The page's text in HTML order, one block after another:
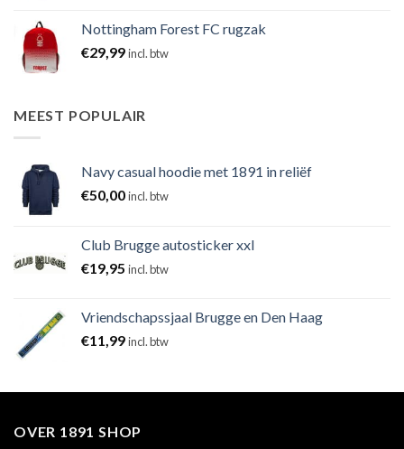
Nottingham Forest FC rugzak
€29,99incl. btw
MEEST POPULAIR
Navy casual hoodie met 1891 in reliëf
€50,00incl. btw
Club Brugge autosticker xxl
€19,95 incl. btw
Vriendschapssjaal Brugge en Den Haag
€11,99incl. btw
OVER 1891 SHOP